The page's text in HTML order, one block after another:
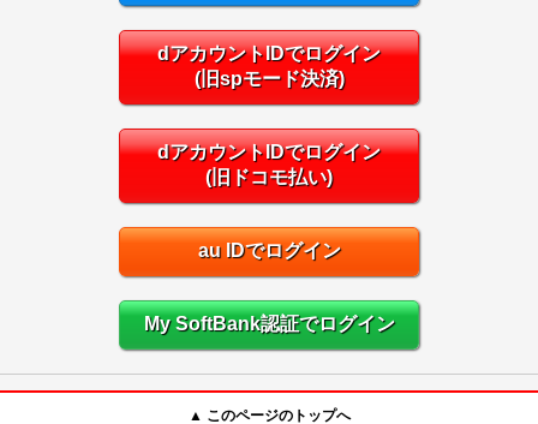
dアカウントIDでログイン
(旧spモード決済)
dアカウントIDでログイン
(旧ドコモ払い)
au IDでログイン
My SoftBank認証でログイン
▲ このページのトップへ